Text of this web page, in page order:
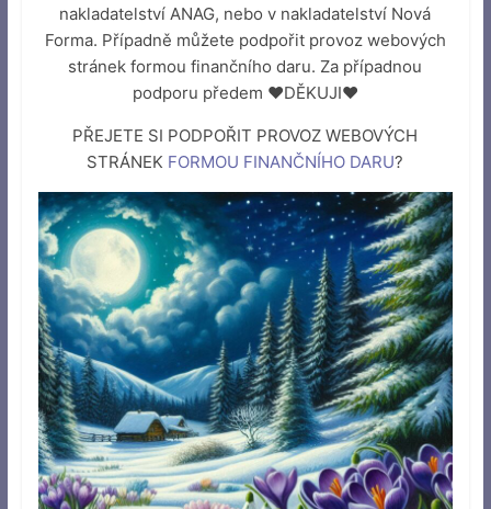
nakladatelství ANAG, nebo v nakladatelství Nová
Forma. Případně můžete podpořit provoz webových
stránek formou finančního daru. Za případnou
podporu předem ♥DĚKUJI♥
PŘEJETE SI PODPOŘIT PROVOZ WEBOVÝCH
STRÁNEK FORMOU FINANČNÍHO DARU?